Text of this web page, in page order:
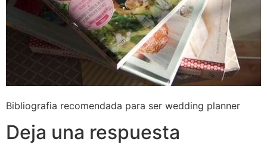
Bibliografia recomendada para ser wedding planner
Deja una respuesta